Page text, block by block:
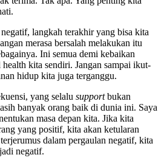
langkah terakhir yang bisa kita
merasa bersalah melakukan itu
Ini semua demi kebaikan
health kita sendiri. Jangan sampai ikut-
hidup kita juga terganggu.
yang selalu supportbukan
banyak orang baik di dunia ini. Saya
masa depan kita. Jika kita
yang positif, kita akan ketularan
dalam pergaulan negatif, kita
negatif.